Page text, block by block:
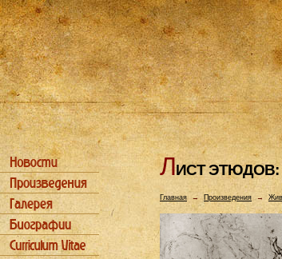
ЛИСТ ЭТЮДОВ:
Главная→ Произведения →